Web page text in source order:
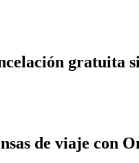
gratuita
de viaje con